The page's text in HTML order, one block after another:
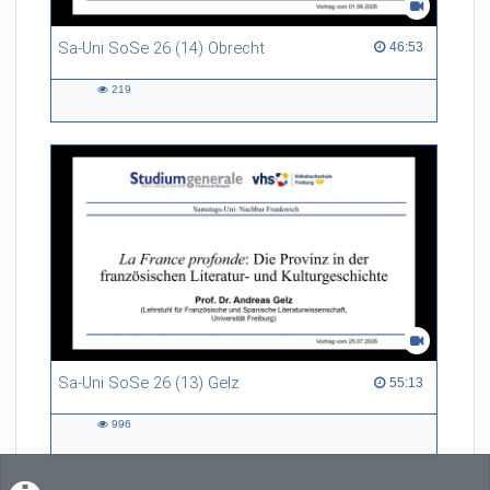
Sa-Uni SoSe 26 (14) Obrecht 46:53
46:53 duration
219
Sa-Uni SoSe 26 (13) Gelz 55:13
55:13 duration
996